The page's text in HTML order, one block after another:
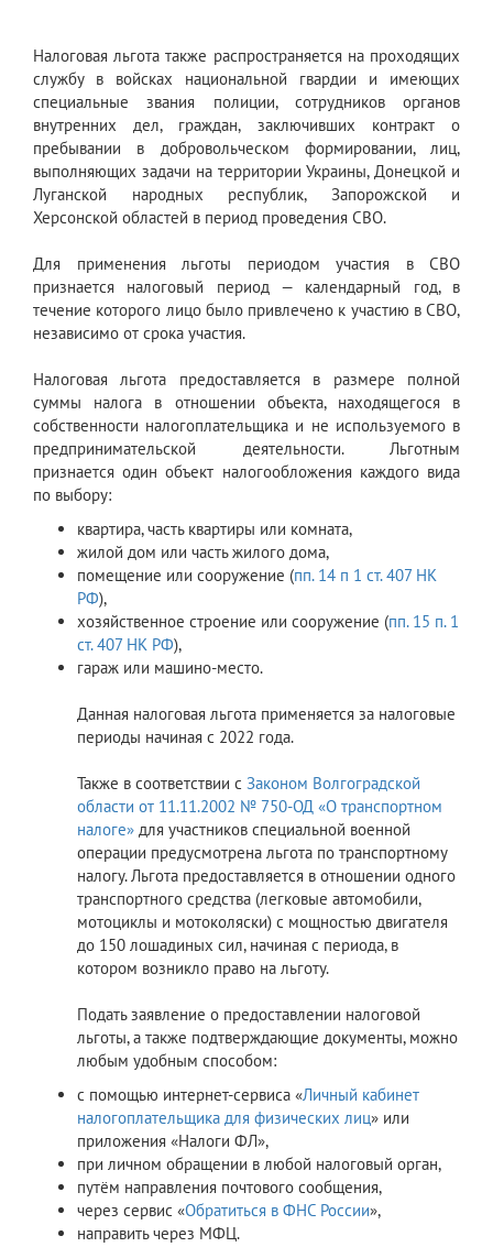
Налоговая льгота также распространяется на проходящих
службу в войсках национальной гвардии и имеющих
специальные звания полиции, сотрудников органов
внутренних дел, граждан, заключивших контракт о
пребывании в добровольческом формировании, лиц,
выполняющих задачи на территории Украины, Донецкой и
Луганской народных республик, Запорожской и
Херсонской областей в период проведения СВО.
Для применения льготы периодом участия в СВО
признается налоговый период — календарный год, в
течение которого лицо было привлечено к участию в СВО,
независимо от срока участия.
Налоговая льгота предоставляется в размере полной
суммы налога в отношении объекта, находящегося в
собственности налогоплательщика и не используемого в
предпринимательской деятельности. Льготным
признается один объект налогообложения каждого вида
по выбору:
квартира, часть квартиры или комната,
жилой дом или часть жилого дома,
помещение или сооружение (пп. 14 п 1 ст. 407 НК
РФ),
хозяйственное строение или сооружение (пп. 15 п. 1
ст. 407 НК РФ),
гараж или машино-место.
Данная налоговая льгота применяется за налоговые
периоды начиная с 2022 года.
Также в соответствии с Законом Волгоградской
области от 11.11.2002 № 750-ОД «О транспортном
налоге» для участников специальной военной
операции предусмотрена льгота по транспортному
налогу. Льгота предоставляется в отношении одного
транспортного средства (легковые автомобили,
мотоциклы и мотоколяски) с мощностью двигателя
до 150 лошадиных сил, начиная с периода, в
котором возникло право на льготу.
Подать заявление о предоставлении налоговой
льготы, а также подтверждающие документы, можно
любым удобным способом:
с помощью интернет-сервиса «Личный кабинет
налогоплательщика для физических лиц» или
приложения «Налоги ФЛ»,
при личном обращении в любой налоговый орган,
путём направления почтового сообщения,
через сервис «Обратиться в ФНС России»,
направить через МФЦ.